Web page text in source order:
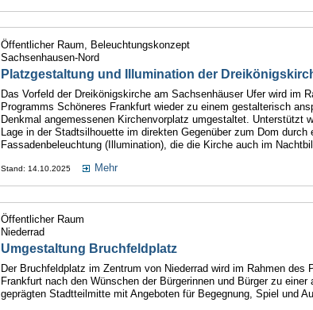
Öffentlicher Raum, Beleuchtungskonzept
Sachsenhausen-Nord
Platzgestaltung und Illumination der
Das Vorfeld der Dreikönigskirche am Sachsenhäuser Ufer wird im
Programms Schöneres Frankfurt wieder zu einem gestalterisch
Denkmal angemessenen Kirchenvorplatz umgestaltet. Unterstützt
Lage in der Stadtsilhouette im direkten Gegenüber zum Dom durch
Fassadenbeleuchtung (Illumination), die die Kirche auch im
Stand: 14.10.2025 Mehr
Öffentlicher Raum
Niederrad
Umgestaltung Bruchfeldplatz
Der Bruchfeldplatz im Zentrum von Niederrad wird im Rahmen des
Frankfurt nach den Wünschen der Bürgerinnen und Bürger zu einer
geprägten Stadtteilmitte mit Angeboten für Begegnung, Spiel und